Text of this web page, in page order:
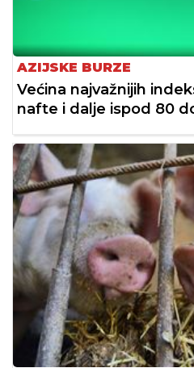
AZIJSKE BURZE
Većina najvažnijih
nafte i dalje ispod 80